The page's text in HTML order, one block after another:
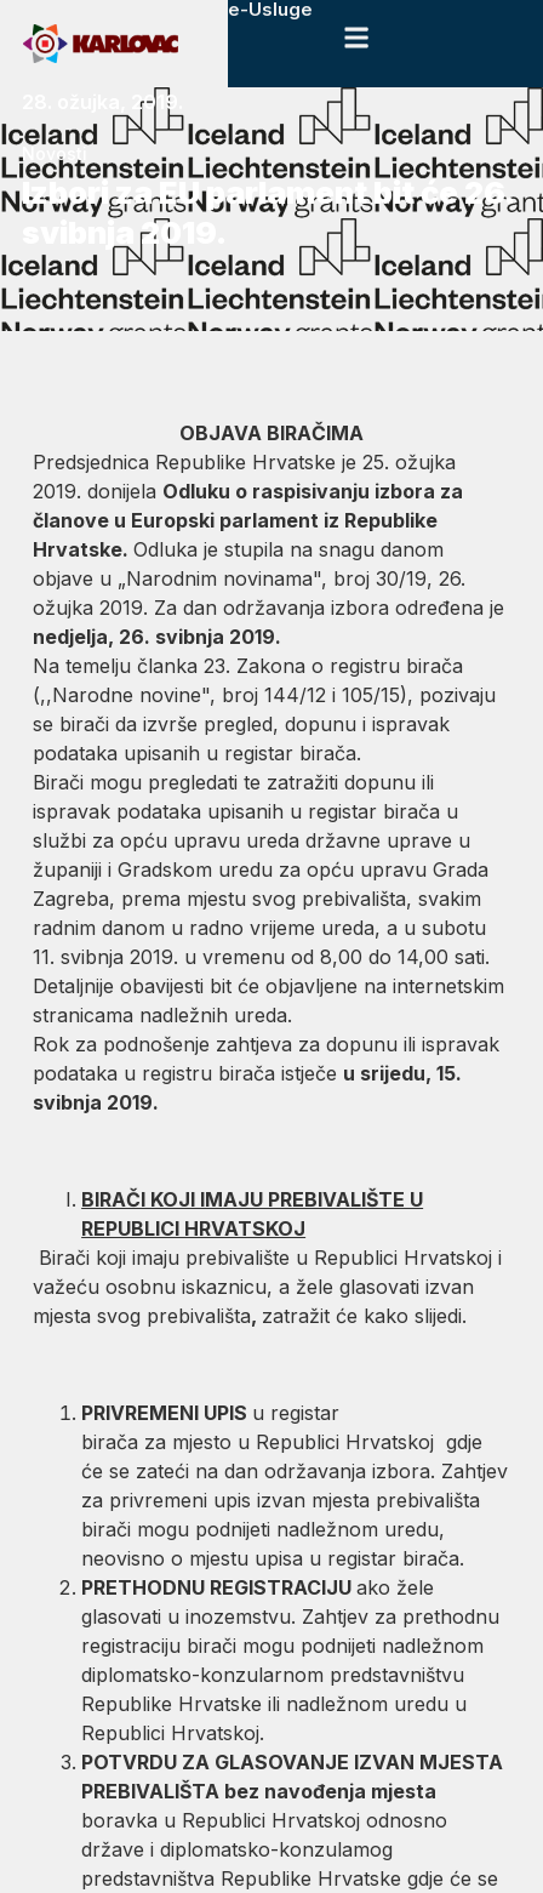
e-Usluge
28. ožujka, 2019.
Novosti
Izbori za EU parlament bit će 26.
svibnja 2019.
OBJAVA BIRAČIMA
Predsjednica Republike Hrvatske je 25. ožujka
2019. donijela Odluku o raspisivanju izbora za
članove u Europski parlament iz Republike
Hrvatske.Odluka je stupila na snagu danom
objave u „Narodnim novinama", broj 30/19, 26.
ožujka 2019. Za dan održavanja izbora određena je
nedjelja, 26. svibnja 2019.
Na temelju članka 23. Zakona o registru birača
(,,Narodne novine", broj 144/12 i 105/15), pozivaju
se birači da izvrše pregled, dopunu i ispravak
podataka upisanih u registar birača.
Birači mogu pregledati te zatražiti dopunu ili
ispravak podataka upisanih u registar birača u
službi za opću upravu ureda državne uprave u
županiji i Gradskom uredu za opću upravu Grada
Zagreba, prema mjestu svog prebivališta, svakim
radnim danom u radno vrijeme ureda, a u subotu
11. svibnja 2019. u vremenu od 8,00 do 14,00 sati.
Detaljnije obavijesti bit će objavljene na internetskim
stranicama nadležnih ureda.
Rok za podnošenje zahtjeva za dopunu ili ispravak
podataka u registru birača istječe u srijedu, 15.
svibnja 2019.
BIRAČI KOJI IMAJU PREBIVALIŠTE U
REPUBLICI HRVATSKOJ
Birači koji imaju prebivalište u Republici Hrvatskoj i
važeću osobnu iskaznicu, a žele glasovati izvan
mjesta svog prebivališta, zatražit će kako slijedi.
PRIVREMENI UPIS u registar
birača za mjesto u Republici Hrvatskoj gdje
će se zateći na dan održavanja izbora. Zahtjev
za privremeni upis izvan mjesta prebivališta
birači mogu podnijeti nadležnom uredu,
neovisno o mjestu upisa u registar birača.
PRETHODNU REGISTRACIJUako žele
glasovati u inozemstvu. Zahtjev za prethodnu
registraciju birači mogu podnijeti nadležnom
diplomatsko-konzularnom predstavništvu
Republike Hrvatske ili nadležnom uredu u
Republici Hrvatskoj.
POTVRDU ZA GLASOVANJE IZVAN MJESTA
PREBIVALIŠTA bez navođenja mjesta
boravka u Republici Hrvatskoj odnosno
države i diplomatsko-konzulamog
predstavništva Republike Hrvatske gdje će se